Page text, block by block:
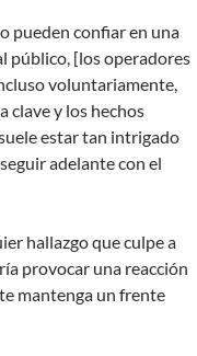
pueden confiar en una
público, [los operadores
voluntariamente,
clave y los hechos
estar tan intrigado
adelante con el
hallazgo que culpe a
provocar una reacción
mantenga un frente